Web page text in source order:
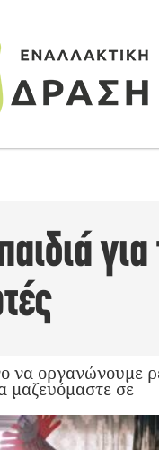
να οργανώνουμε
μαζευόμαστε σε